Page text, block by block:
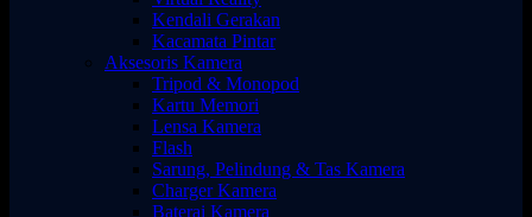
Kendali Gerakan
Kacamata Pintar
Aksesoris Kamera
Tripod & Monopod
Kartu Memori
Lensa Kamera
Flash
Sarung, Pelindung & Tas Kamera
Charger Kamera
Baterai Kamera